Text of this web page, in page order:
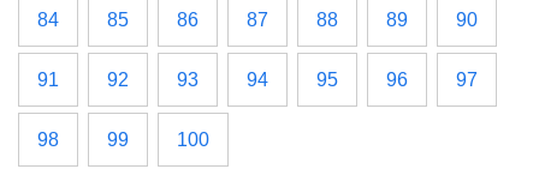
84 85 86 87 88 89 90
91 92 93 94 95 96 97
98 99 100